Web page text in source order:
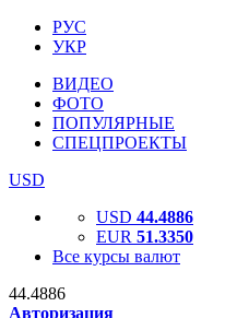
РУС
УКР
ВИДЕО
ФОТО
ПОПУЛЯРНЫЕ
СПЕЦПРОЕКТЫ
USD
USD 44.4886
EUR 51.3350
Все курсы валют
44.4886
Авторизация